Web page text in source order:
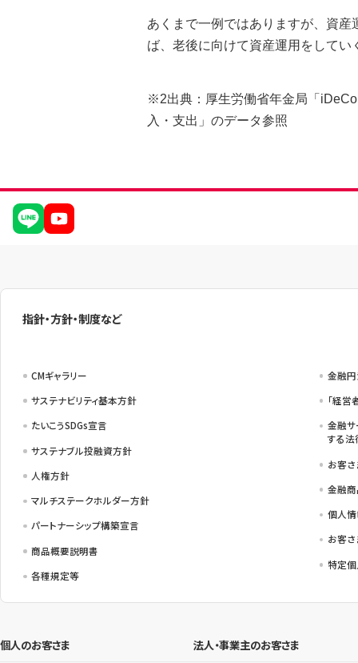
あくまで一例ではありますが、資
ば、老後に向けて資産運用をしてい
※2出典：厚生労働省年金局「
入・支出」のデータ参照
指針・方針・制度など
CMギャラリー
サステナビリティ基本方針
たいこうSDGs宣言
サステナブル投融資方針
人権方針
マルチステークホルダー方針
パートナーシップ構築宣言
商品概要説明書
各種規定等
金融
「経
金融
する法
お客
金融商
個人情
お客
特定
個人のお客さま 法人・事業主のお客さま